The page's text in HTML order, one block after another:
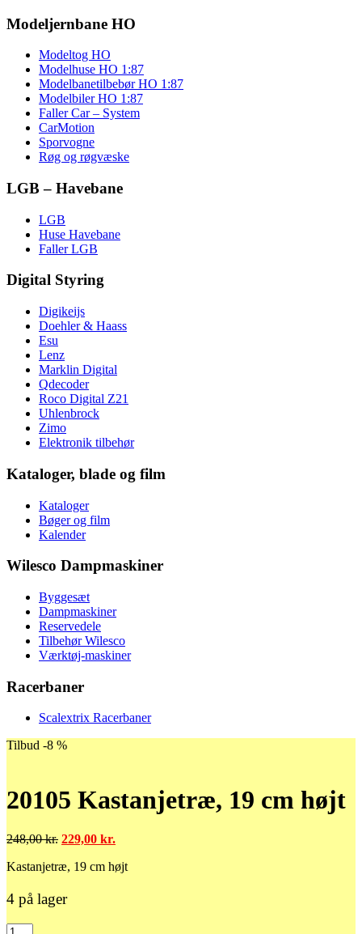
Modeljernbane HO
Modeltog HO
Modelhuse HO 1:87
Modelbanetilbebør HO 1:87
Modelbiler HO 1:87
Faller Car – System
CarMotion
Sporvogne
Røg og røgvæske
LGB – Havebane
LGB
Huse Havebane
Faller LGB
Digital Styring
Digikeijs
Doehler & Haass
Esu
Lenz
Marklin Digital
Qdecoder
Roco Digital Z21
Uhlenbrock
Zimo
Elektronik tilbehør
Kataloger, blade og film
Kataloger
Bøger og film
Kalender
Wilesco Dampmaskiner
Byggesæt
Dampmaskiner
Reservedele
Tilbehør Wilesco
Værktøj-maskiner
Racerbaner
Scalextrix Racerbaner
Tilbud -8 %
20105 Kastanjetræ, 19 cm højt
248,00kr. Den
pris
248,00 kr..
229,00 kr.
pris
Kastanjetræ, 19 cm højt
4 på lager
20105